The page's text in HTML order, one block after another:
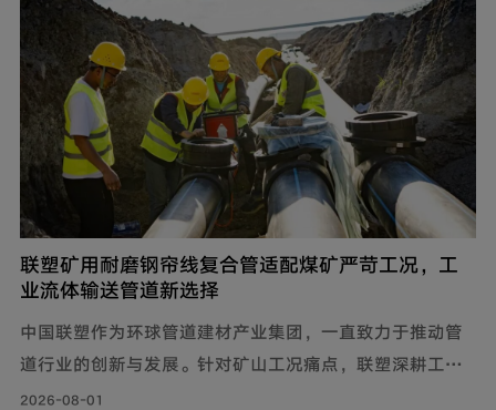
联塑矿用耐磨钢帘线复合管适配煤矿严苛工况，工
业流体输送管道新选择
中国联塑作为环球管道建材产业集团，一直致力于推动管
道行业的创新与发展。针对矿山工况痛点，联塑深耕工业
流体输送管道领域，为解决煤矿井下钢制管道腐蚀严重、
2026-08-01